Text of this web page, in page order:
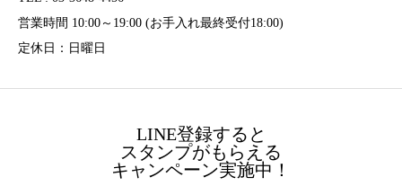
営業時間 10:00～19:00 (お手入れ最終受付18:00)
定休日：日曜日
LINE登録すると
スタンプがもらえる
キャンペーン実施中！